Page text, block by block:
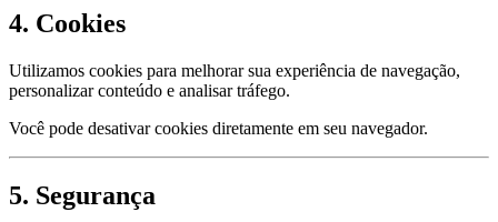
4. Cookies
Utilizamos cookies para melhorar sua experiência de navegação,
personalizar conteúdo e analisar tráfego.
Você pode desativar cookies diretamente em seu navegador.
5. Segurança